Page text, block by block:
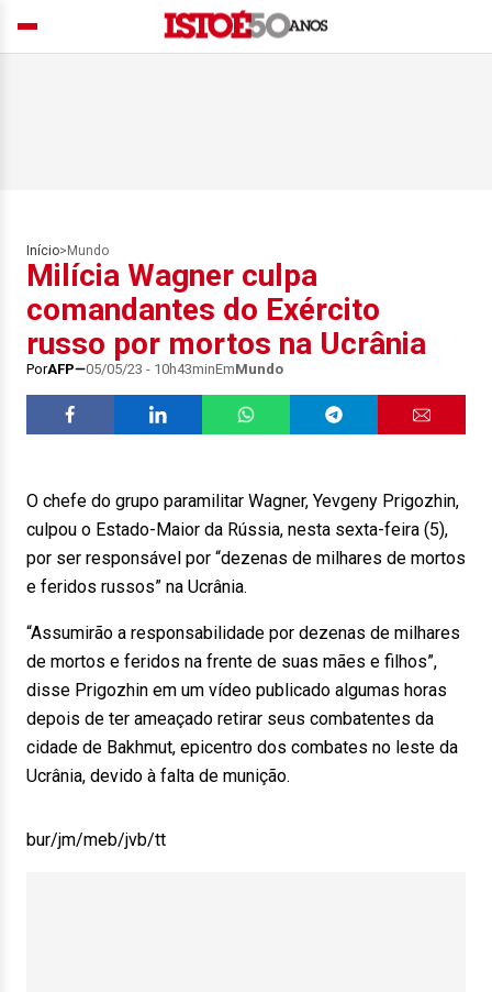
Início> Mundo
Milícia Wagner culpa
comandantes do Exército
russo por mortos na Ucrânia
PorAFP 05/05/23 - 10h43minEmMundo
O chefe do grupo paramilitar Wagner, Yevgeny Prigozhin,
culpou o Estado-Maior da Rússia, nesta sexta-feira (5),
por ser responsável por “dezenas de milhares de mortos
e feridos russos” na Ucrânia.
“Assumirão a responsabilidade por dezenas de milhares
de mortos e feridos na frente de suas mães e filhos”,
disse Prigozhin em um vídeo publicado algumas horas
depois de ter ameaçado retirar seus combatentes da
cidade de Bakhmut, epicentro dos combates no leste da
Ucrânia, devido à falta de munição.
bur/jm/meb/jvb/tt